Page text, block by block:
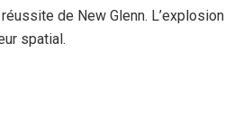
de New Glenn. L’explosion
spatial.